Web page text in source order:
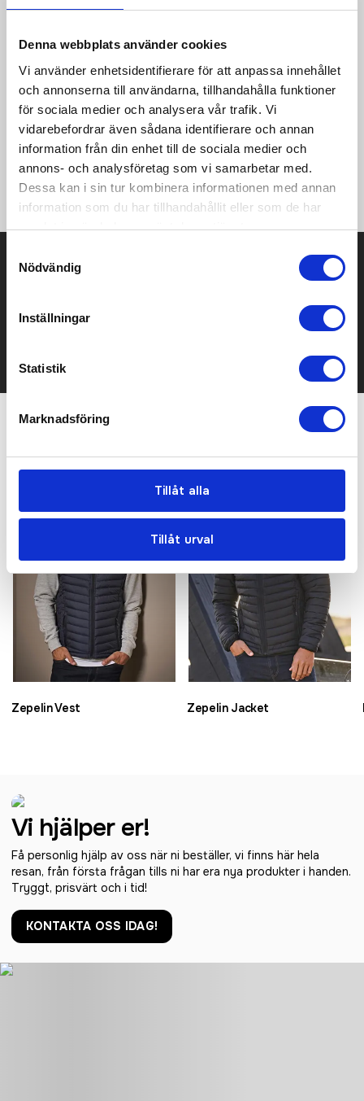
Denna webbplats använder cookies
Vi använder enhetsidentifierare för att anpassa innehållet
och annonserna till användarna, tillhandahålla funktioner
för sociala medier och analysera vår trafik. Vi
vidarebefordrar även sådana identifierare och annan
information från din enhet till de sociala medier och
annons- och analysföretag som vi samarbetar med.
Dessa kan i sin tur kombinera informationen med annan
information som du har tillhandahållit eller som de har
samlat in när du har använt deras tjänster.
Nödvändig
Inställningar
Statistik
Marknadsföring
Tillåt alla
Tillåt urval
Evolve 2.0 Full Zip Jacket är en stretchig och slitstark
fysiska aktiviteter. Plagget är gjort av återvunnen polyester
och representerar den nya generationens träningskläder som
är utvecklade för att minimera miljöpåverkan. Utöver ett nytt
material är jackan även uppdaterad med en ny, avskalad
design som ger ett tidlöst uttryck och bra utrymme för loggor
och klubbemblem. • Återvunnen polyester för minskat
miljöavtryck • Stretchigt och slitstarkt material • Hel dragkedja
framtill • Två sidfickor med dragkedja
Prisuppgift på mailen?
Det går också utmärkt att bara ställa frågor!
Zepelin Vest
Bästsäljare
Zepelin Jacket
Vi hjälper er!
Få personlig hjälp av oss när ni beställer, vi finns här hela
resan, från första frågan tills ni har era nya produkter i handen.
Tryggt, prisvärt och i tid!
KONTAKTA OSS IDAG!